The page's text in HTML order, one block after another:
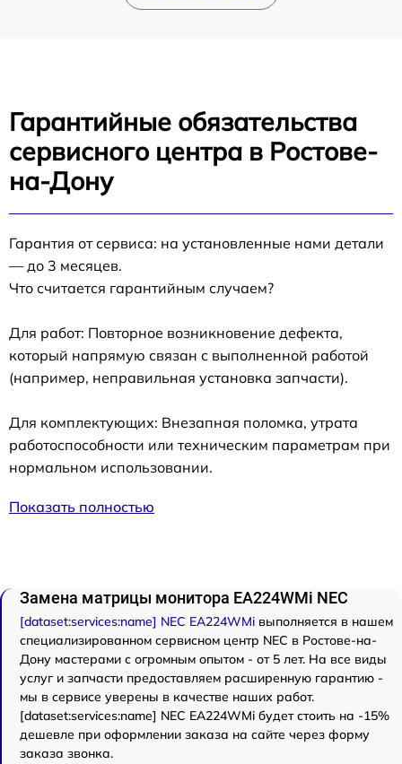
Гарантийные обязательства
сервисного центра в Ростове-
на-Дону
Гарантия от сервиса: на установленные нами детали
— до 3 месяцев.
Что считается гарантийным случаем?
Для работ: Повторное возникновение дефекта,
который напрямую связан с выполненной работой
(например, неправильная установка запчасти).
Для комплектующих: Внезапная поломка, утрата
работоспособности или техническим параметрам при
нормальном использовании.
Показать полностью
Замена матрицы монитора EA224WMi NEC
[dataset:services:name] NEC EA224WMi выполняется в нашем
специализированном сервисном центр NEC в Ростове-на-
Дону мастерами с огромным опытом - от 5 лет. На все виды
услуг и запчасти предоставляем расширенную гарантию -
мы в сервисе уверены в качестве наших работ.
[dataset:services:name] NEC EA224WMi будет стоить на -15%
дешевле при оформлении заказа на сайте через форму
заказа звонка.